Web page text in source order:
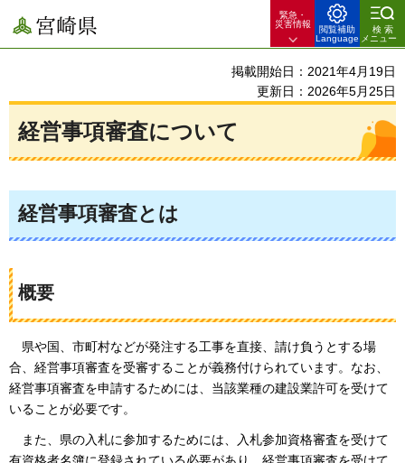
宮崎県
緊急・
災害情報
閲覧補助
Language
検索
メニュー
掲載開始日：2021年4月19日
更新日：2026年5月25日
経営事項審査について
経営事項審査とは
概要
県や国、 市町村などが発注する工事を直接、請け負うとする場
合、経営事項審査を受審することが義務付けられています。なお、
経営事項審査を申請するためには、当該業種の建設業許可を受けて
いることが必要です。
また、 県の入札に参加するためには、入札参加資格審査を受けて